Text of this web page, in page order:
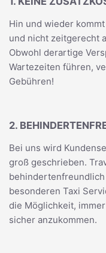
Hin und wieder
und nicht zeitgerecht
Obwohl derartige
Wartezeiten führen,
Gebühren!
2.
Bei uns wird
groß geschrieben.
besonderen Taxi
die Möglichkeit,
sicher anzukommen.